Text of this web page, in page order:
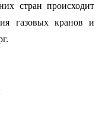
стран происходит
газовых кранов и